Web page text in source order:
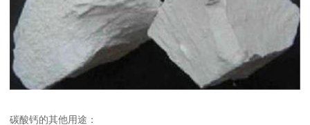
碳酸钙的其他用途：